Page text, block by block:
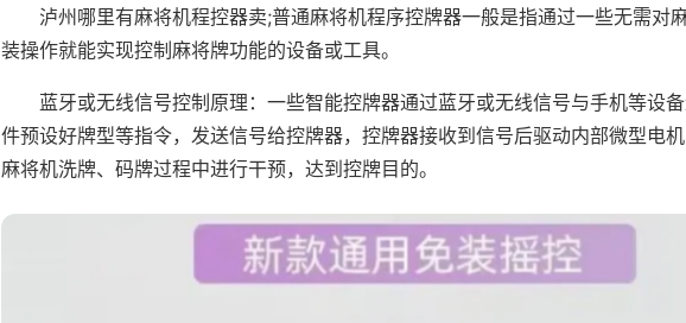
泸州哪里有麻将机程控器卖;普通麻将机程序控牌器一般是指通过一些无需对
装操作就能实现控制麻将牌功能的设备或工具。
蓝牙或无线信号控制原理：一些智能控牌器通过蓝牙或无线信号与手机等设
件预设好牌型等指令，发送信号给控牌器，控牌器接收到信号后驱动内部微型电
麻将机洗牌、码牌过程中进行干预，达到控牌目的。